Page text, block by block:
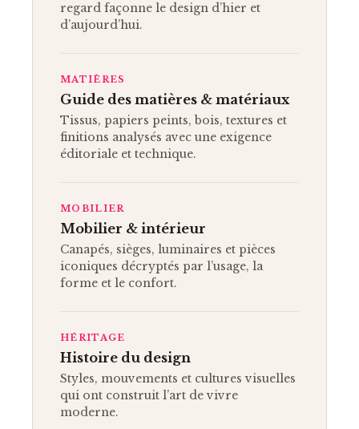
regard façonne le design d’hier et
d’aujourd’hui.
MATIÈRES
Guide des matières & matériaux
Tissus, papiers peints, bois, textures et
finitions analysés avec une exigence
éditoriale et technique.
MOBILIER
Mobilier & intérieur
Canapés, sièges, luminaires et pièces
iconiques décryptés par l’usage, la
forme et le confort.
HÉRITAGE
Histoire du design
Styles, mouvements et cultures visuelles
qui ont construit l’art de vivre
moderne.